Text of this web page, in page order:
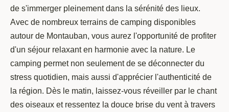
de s'immerger pleinement dans la sérénité des lieux.
Avec de nombreux terrains de camping disponibles
autour de Montauban, vous aurez l'opportunité de profiter
d'un séjour relaxant en harmonie avec la nature. Le
camping permet non seulement de se déconnecter du
stress quotidien, mais aussi d'apprécier l'authenticité de
la région. Dès le matin, laissez-vous réveiller par le chant
des oiseaux et ressentez la douce brise du vent à travers